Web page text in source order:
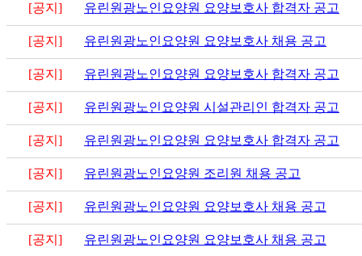
[공지] 유린원광노인요양원 요양보호사 합격자 공고
[공지] 유린원광노인요양원 요양보호사 채용 공고
[공지] 유린원광노인요양원 요양보호사 합격자 공고
[공지] 유린원광노인요양원 시설관리인 합격자 공고
[공지] 유린원광노인요양원 요양보호사 합격자 공고
[공지] 유린원광노인요양원 조리원 채용 공고
[공지] 유린원광노인요양원 요양보호사 채용 공고
[공지] 유린원광노인요양원 요양보호사 채용 공고